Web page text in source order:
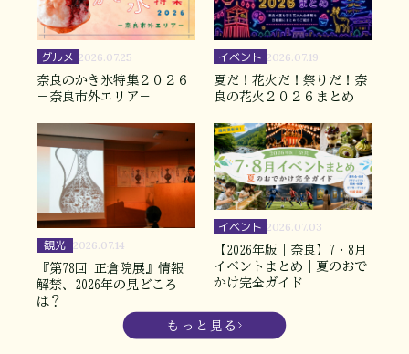
グルメ 2026.07.25
奈良のかき氷特集２０２６
－奈良市外エリア－
イベント 2026.07.19
夏だ！花火だ！祭りだ！奈
良の花火２０２６まとめ
観光 2026.07.14
『第78回 正倉院展』情報
解禁、2026年の見どころ
は？
イベント 2026.07.03
【2026年版｜奈良】7・8月
イベントまとめ｜夏のおで
かけ完全ガイド
もっと見る